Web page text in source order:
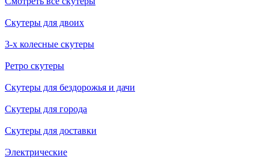
Скутеры для двоих
3-х колесные скутеры
Ретро скутеры
Скутеры для бездорожья и дачи
Скутеры для города
Скутеры для доставки
Электрические